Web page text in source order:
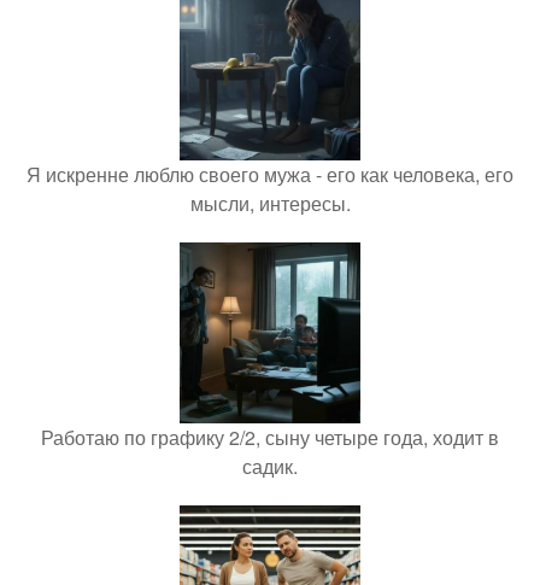
Я искренне люблю своего мужа - его как человека, его
мысли, интересы.
Работаю по графику 2/2, сыну четыре года, ходит в
садик.